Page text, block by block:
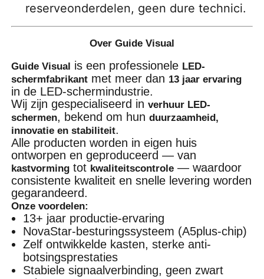
reserveonderdelen, geen dure technici.
Over Guide Visual
Guide Visual is een professionele LED-
schermfabrikant met meer dan 13 jaar ervaring
in de LED-schermindustrie.
Wij zijn gespecialiseerd inverhuur LED-
schermen, bekend om hunduurzaamheid,
innovatie en stabiliteit.
Alle producten worden in eigen huis
ontworpen en geproduceerd — van
kastvorming tot kwaliteitscontrole — waardoor
consistente kwaliteit en snelle levering worden
gegarandeerd.
Onze voordelen:
13+ jaar productie-ervaring
NovaStar-besturingssysteem (A5plus-chip)
Zelf ontwikkelde kasten, sterke anti-
botsingsprestaties
Stabiele signaalverbinding, geen zwart